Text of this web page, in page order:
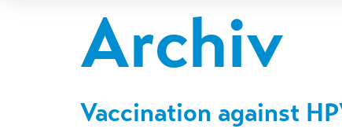
Archiv
Vaccination against